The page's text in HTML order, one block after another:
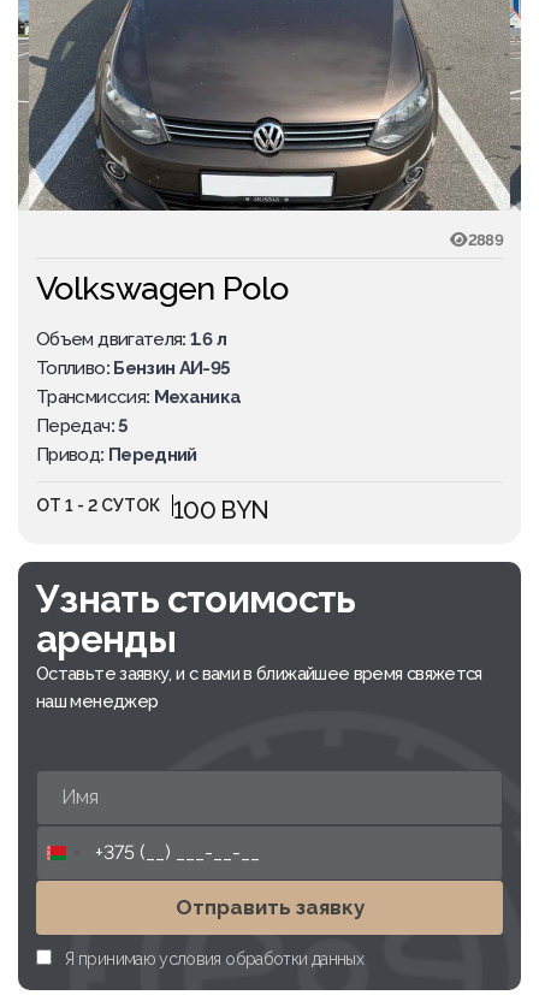
2889
Volkswagen Polo
Объем двигателя: 1.6 л
Топливо: Бензин АИ-95
Трансмиссия: Механика
Передач: 5
Привод: Передний
ОТ 1 - 2 СУТОК 100 BYN
Узнать стоимость
аренды
Оставьте заявку, и с вами в ближайшее время свяжется
наш менеджер
Belarus
Отправить заявку
Я принимаю условия обработки данных